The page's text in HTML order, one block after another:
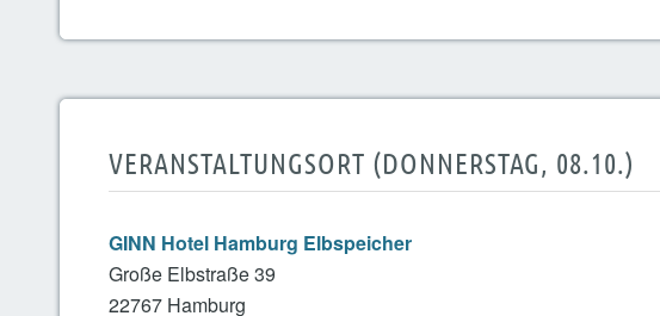
VERANSTALTUNGSORT (DONNERSTAG, 08.10.)
GINN Hotel Hamburg Elbspeicher
Große Elbstraße 39
22767 Hamburg